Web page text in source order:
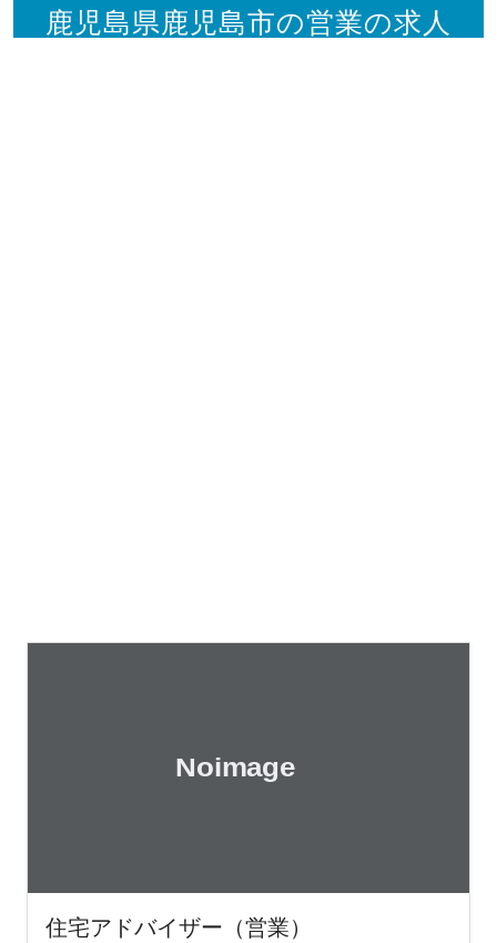
鹿児島県鹿児島市の営業の求人
住宅アドバイザー（営業）